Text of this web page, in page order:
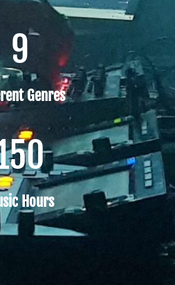
9
Genres
Hours